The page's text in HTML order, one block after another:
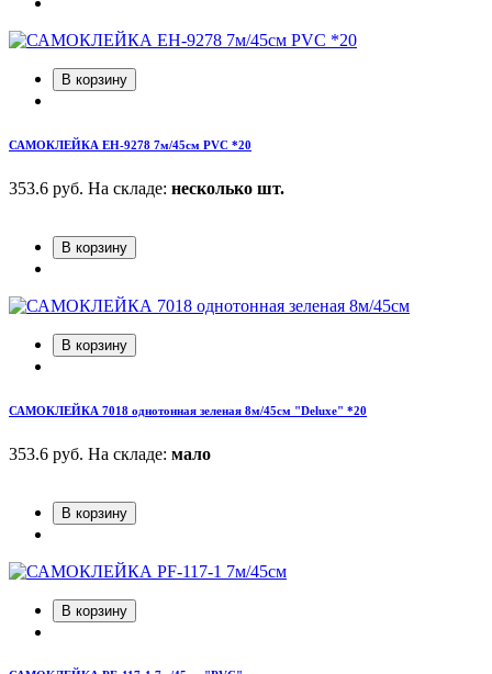
В корзину
САМОКЛЕЙКА ЕН-9278 7м/45см PVC *20
353.6 руб. На складе: несколько шт.
В корзину
В корзину
САМОКЛЕЙКА 7018 однотонная зеленая 8м/45см "Deluxe" *20
353.6 руб. На складе: мало
В корзину
В корзину